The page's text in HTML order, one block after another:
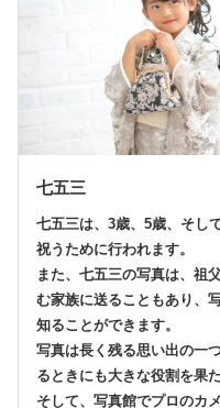
七五三
七五三は、3歳、5歳、そし
祝うために行われます。
また、七五三の写真は、祖
む家族に送ることもあり、
知ることができます。
写真は長く残る思い出の一
るときにも大きな役割を果た
そして、写真館でプロのカ